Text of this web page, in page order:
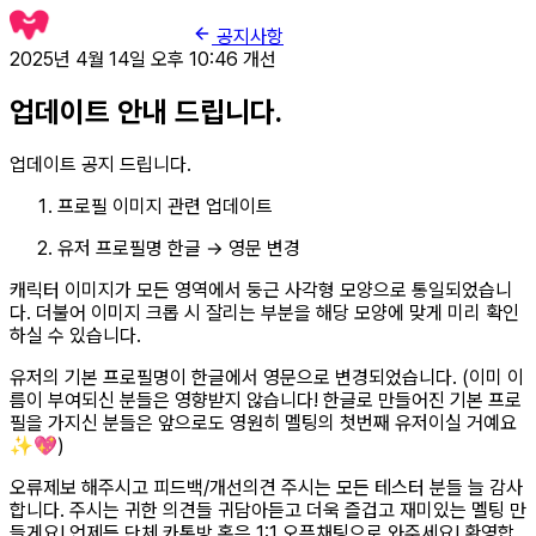
공지사항
2025년 4월 14일 오후 10:46 개선
업데이트 안내 드립니다.
업데이트 공지 드립니다.
프로필 이미지 관련 업데이트
유저 프로필명 한글 → 영문 변경
캐릭터 이미지가 모든 영역에서 둥근 사각형 모양으로 통일되었습니
다. 더불어 이미지 크롭 시 잘리는 부분을 해당 모양에 맞게 미리 확인
하실 수 있습니다.
유저의 기본 프로필명이 한글에서 영문으로 변경되었습니다. (이미 이
름이 부여되신 분들은 영향받지 않습니다! 한글로 만들어진 기본 프로
필을 가지신 분들은 앞으로도 영원히 멜팅의 첫번째 유저이실 거예요
✨💖)
오류제보 해주시고 피드백/개선의견 주시는 모든 테스터 분들 늘 감사
합니다. 주시는 귀한 의견들 귀담아듣고 더욱 즐겁고 재미있는 멜팅 만